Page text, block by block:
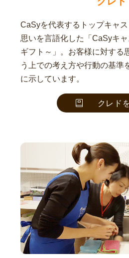
CaSyを代表するトップキャ
思いを言語化した「CaSyキ
ギフト～」。お客様に対する
う上での考え方や行動の基準
に示しています。
クレド